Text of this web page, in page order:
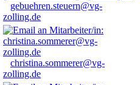
gebuehren.steuern@vg-
zolling.de
christina.sommerer@vg-
zolling.de